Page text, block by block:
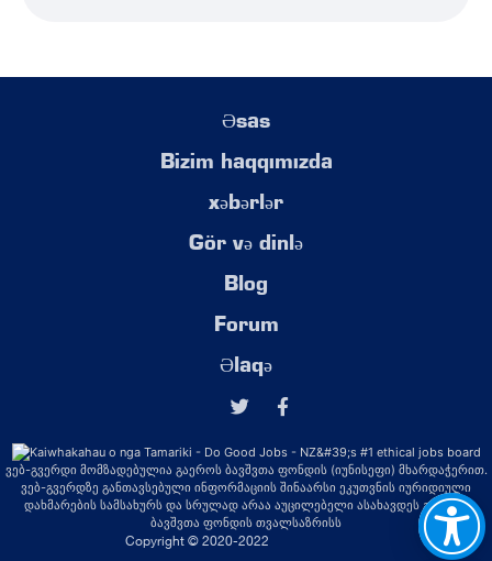
Əsas
Bizim haqqımızda
xəbərlər
Gör və dinlə
Blog
Forum
Əlaqə
ვებ-გვერდი მომზადებულია გაეროს ბავშვთა ფონდის (იუნისეფი) მხარდაჭერით.
ვებ-გვერდზე განთავსებული ინფორმაციის შინაარსი ეკუთვნის იურიდიული
დახმარების სამსახურს და სრულად არაა აუცილებელი ასახავდეს გაეროს
ბავშვთა ფონდის თვალსაზრისს
Copyright © 2020-2022